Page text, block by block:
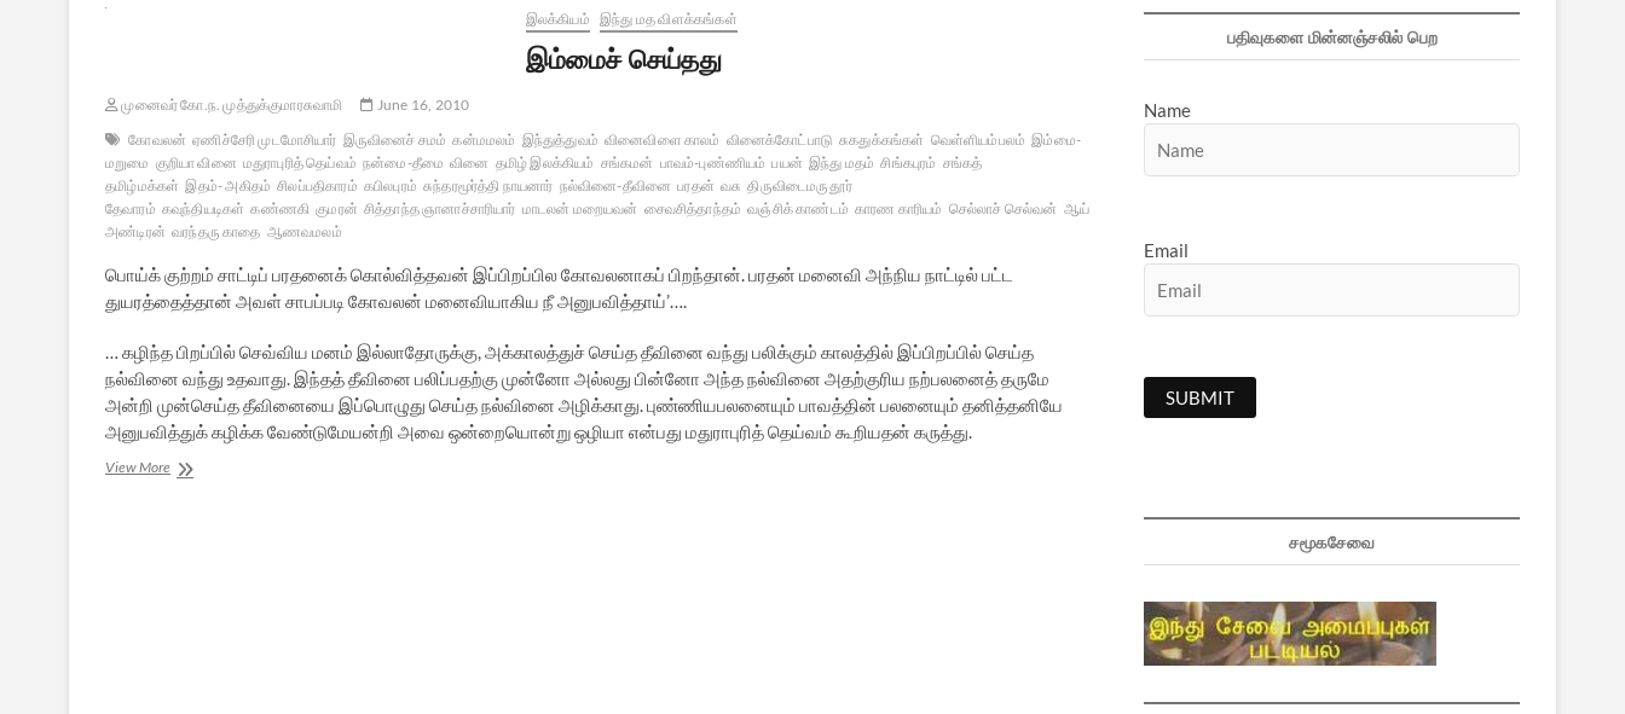
இலக்கியம் இந்து மத விளக்கங்கள்
இம்மைச் செய்தது
முனைவர் கோ.ந. முத்துக்குமாரசுவாமி
June 16, 2010
கோவலன் ஏணிச்சேரி முடமோசியார் இருவினைச் சமம் கன்மமலம் இந்துத்துவம் வினைவிளை காலம் வினைக்கோட்பாடு சுகதுக்கங்கள் வெள்ளியம்பலம் இம்மை-
மறுமை குறியா வினை மதுராபுரித் தெய்வம் நன்மை-தீமை வினை தமிழ் இலக்கியம் சங்கமன் பாவம்-புண்ணியம் பயன் இந்து மதம் சிங்கபுரம் சங்கத்
தமிழ்மக்கள் இதம்- அகிதம் சிலப்பதிகாரம் கபிலபுரம் சுந்தரமூர்த்தி நாயனார் நல்வினை-தீவினை பரதன் வசு திருவிடைமருதூர்
தேவாரம் கவுந்தியடிகள் கண்ணகி குமரன் சித்தாந்த ஞானாச்சாரியார் மாடலன் மறையவன் சைவசித்தாந்தம் வஞ்சிக் காண்டம் காரண காரியம் செல்லாச் செல்வன் ஆய்
அண்டிரன் வரந்தரு காதை ஆணவமலம்
பொய்க் குற்றம் சாட்டிப் பரதனைக் கொல்வித்தவன் இப்பிறப்பில கோவலனாகப் பிறந்தான். பரதன் மனைவி அந்நிய நாட்டில் பட்ட
துயரத்தைத்தான் அவள் சாபப்படி கோவலன் மனைவியாகிய நீ அனுபவித்தாய்’….
… கழிந்த பிறப்பில் செவ்விய மனம் இல்லாதோருக்கு, அக்காலத்துச் செய்த தீவினை வந்து பலிக்கும் காலத்தில் இப்பிறப்பில் செய்த
நல்வினை வந்து உதவாது. இந்தத் தீவினை பலிப்பதற்கு முன்னோ அல்லது பின்னோ அந்த நல்வினை அதற்குரிய நற்பலனைத் தருமே
அன்றி முன்செய்த தீவினையை இப்பொழுது செய்த நல்வினை அழிக்காது. புண்ணியபலனையும் பாவத்தின் பலனையும் தனித்தனியே
அனுபவித்துக் கழிக்க வேண்டுமேயன்றி அவை ஒன்றையொன்று ஒழியா என்பது மதுராபுரித் தெய்வம் கூறியதன் கருத்து.
View Moreஇம்மைச்
பதிவுகளை மின்னஞ்சலில் பெற
Name
Email
சமூகசேவை